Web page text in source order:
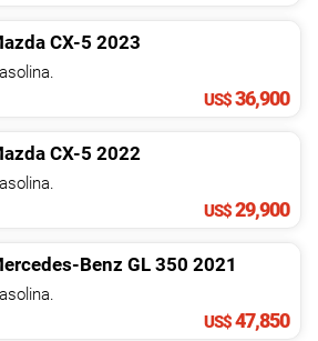
CX-5 2023
US$36,900
CX-5 2022
US$29,900
Benz GL 350 2021
US$47,850